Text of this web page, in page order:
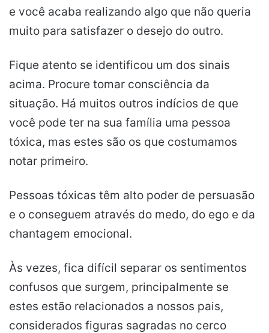
e você acaba realizando algo que não queria
muito para satisfazer o desejo do outro.
Fique atento se identificou um dos sinais
acima. Procure tomar consciência da
situação. Há muitos outros indícios de que
você pode ter na sua família uma pessoa
tóxica, mas estes são os que costumamos
notar primeiro.
Pessoas tóxicas têm alto poder de persuasão
e o conseguem através do medo, do ego e da
chantagem emocional.
Às vezes, fica difícil separar os sentimentos
confusos que surgem, principalmente se
estes estão relacionados a nossos pais,
considerados figuras sagradas no cerco